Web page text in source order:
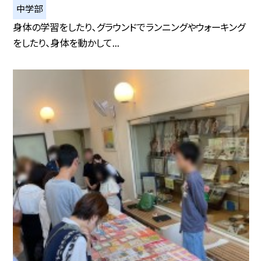
中学部
身体の学習をしたり、グラウンドでランニングやウォーキング
をしたり、身体を動かして...